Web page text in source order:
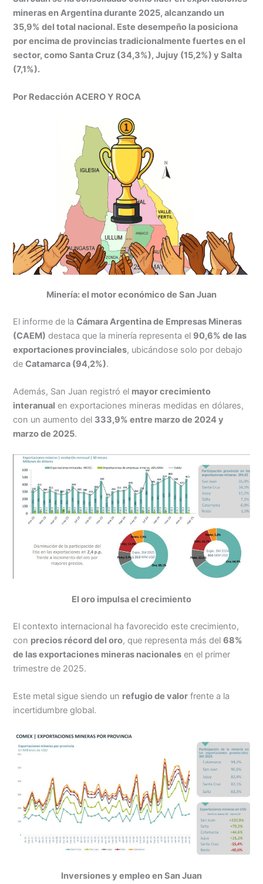
s
A
p
p
e
dI
n
e
b
o
k
s
e
n
er
l
p
ar
tir
mineras en Argentina durante 2025, alcanzando un
35,9% del total nacional. Este desempeño la posiciona
por encima de provincias tradicionalmente fuertes en el
sector, como Santa Cruz (34,3%), Jujuy (15,2%) y Salta
(7,1%).
Por Redacción ACERO Y ROCA
Minería: el motor económico de San Juan
El informe de laCámara Argentina de Empresas Mineras
(CAEM) destaca que la minería representa el 90,6% de las
exportaciones provinciales, ubicándose solo por debajo
deCatamarca (94,2%).
Además, San Juan registró el mayor crecimiento
interanual en exportaciones mineras medidas en dólares,
con un aumento del 333,9% entre marzo de 2024 y
marzo de 2025.
El oro impulsa el crecimiento
El contexto internacional ha favorecido este crecimiento,
con precios récord del oro, que representa más del68%
de las exportaciones mineras nacionales en el primer
trimestre de 2025.
Este metal sigue siendo un refugio de valor frente a la
incertidumbre global.
Inversiones y empleo en San Juan